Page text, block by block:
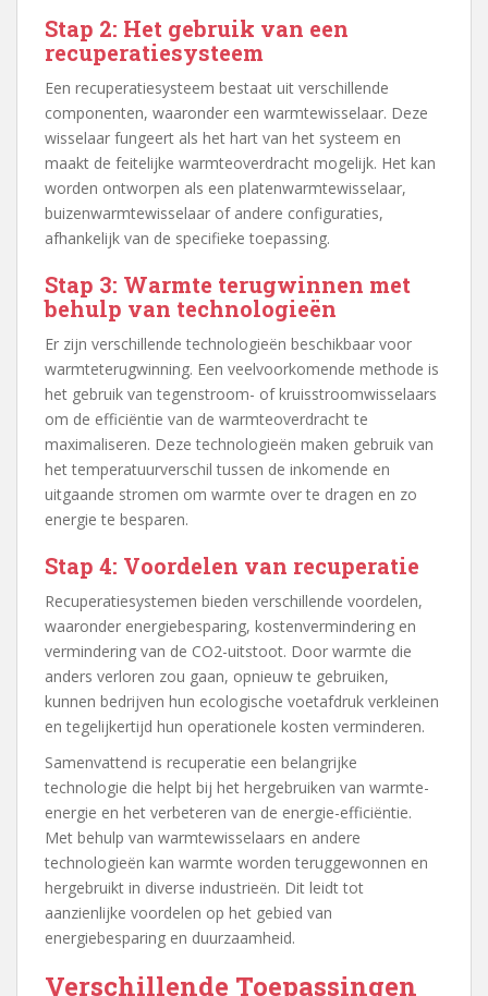
Stap 2: Het gebruik van een
recuperatiesysteem
Een recuperatiesysteem bestaat uit verschillende
componenten, waaronder een warmtewisselaar. Deze
wisselaar fungeert als het hart van het systeem en
maakt de feitelijke warmteoverdracht mogelijk. Het kan
worden ontworpen als een platenwarmtewisselaar,
buizenwarmtewisselaar of andere configuraties,
afhankelijk van de specifieke toepassing.
Stap 3: Warmte terugwinnen met
behulp van technologieën
Er zijn verschillende technologieën beschikbaar voor
warmteterugwinning. Een veelvoorkomende methode is
het gebruik van tegenstroom- of kruisstroomwisselaars
om de efficiëntie van de warmteoverdracht te
maximaliseren. Deze technologieën maken gebruik van
het temperatuurverschil tussen de inkomende en
uitgaande stromen om warmte over te dragen en zo
energie te besparen.
Stap 4: Voordelen van recuperatie
Recuperatiesystemen bieden verschillende voordelen,
waaronder energiebesparing, kostenvermindering en
vermindering van de CO2-uitstoot. Door warmte die
anders verloren zou gaan, opnieuw te gebruiken,
kunnen bedrijven hun ecologische voetafdruk verkleinen
en tegelijkertijd hun operationele kosten verminderen.
Samenvattend is recuperatie een belangrijke
technologie die helpt bij het hergebruiken van warmte-
energie en het verbeteren van de energie-efficiëntie.
Met behulp van warmtewisselaars en andere
technologieën kan warmte worden teruggewonnen en
hergebruikt in diverse industrieën. Dit leidt tot
aanzienlijke voordelen op het gebied van
energiebesparing en duurzaamheid.
Verschillende Toepassingen